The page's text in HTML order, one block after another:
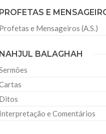
o ex-ministro das
Islâmica do Irã
Islâmico no Brasil
Exteriores da
se visitando
PROFETAS E
Profetas e Mensageiros (A.S.)
NAHJUL BALAGHAH
Ditos
Interpretação e Comentários